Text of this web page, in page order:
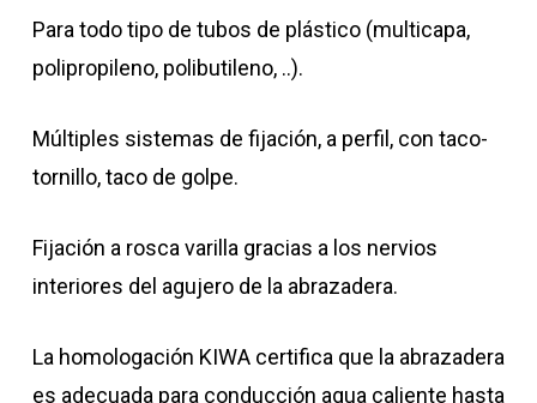
Para todo tipo de tubos de plástico (multicapa,
polipropileno, polibutileno, ..).
Múltiples sistemas de fijación, a perfil, con taco-
tornillo, taco de golpe.
Fijación a rosca varilla gracias a los nervios
interiores del agujero de la abrazadera.
La homologación KIWA certifica que la abrazadera
es adecuada para conducción agua caliente hasta